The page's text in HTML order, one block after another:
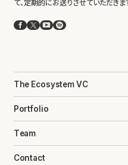
て、定期的にお送りさせていただきま
Facebook
X YouTube
Spotify
The Ecosystem VC
Portfolio
Team
Contact